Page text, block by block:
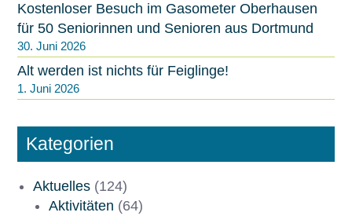
Kostenloser Besuch im Gasometer Oberhausen
für 50 Seniorinnen und Senioren aus Dortmund
30. Juni 2026
Alt werden ist nichts für Feiglinge!
1. Juni 2026
Kategorien
Aktuelles(124)
Aktivitäten (64)